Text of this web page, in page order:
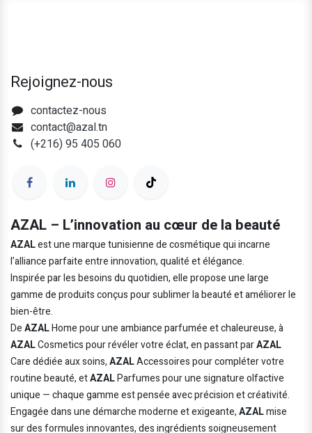
Rejoignez-nous
contactez-nous
contact@azal.tn
(+216) 95 405 060
AZAL – L’innovation au cœur de la beauté
AZALest une marque tunisienne de cosmétique qui incarne
l’alliance parfaite entre innovation, qualité et élégance.
Inspirée par les besoins du quotidien, elle propose une large
gamme de produits conçus pour sublimer la beauté et améliorer le
bien-être.
DeAZALHome pour une ambiance parfumée et chaleureuse, à
AZALCosmetics pour révéler votre éclat, en passant parAZAL
Care dédiée aux soins,AZALAccessoires pour compléter votre
routine beauté, etAZALParfumes pour une signature olfactive
unique — chaque gamme est pensée avec précision et créativité.
Engagée dans une démarche moderne et exigeante,AZALmise
sur des formules innovantes, des ingrédients soigneusement